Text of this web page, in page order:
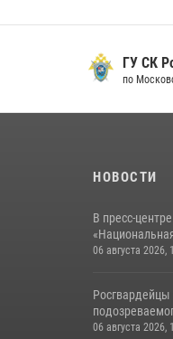
ГУ СК
по
НОВОСТИ
В пресс-
06 августа 2026,
06 августа 2026,